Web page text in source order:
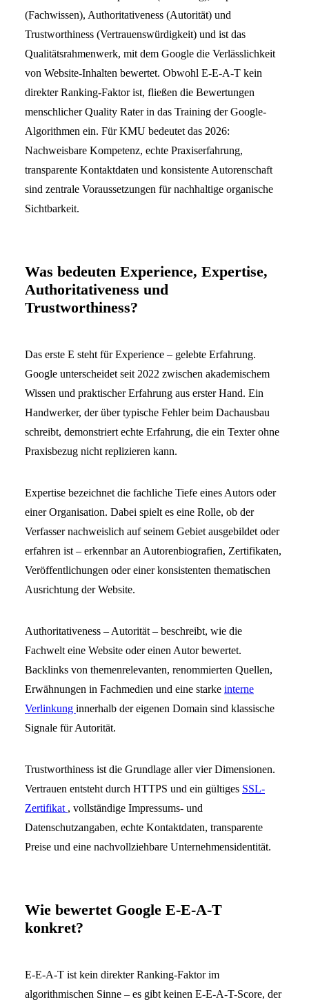
(Fachwissen), Authoritativeness (Autorität) und
Trustworthiness (Vertrauenswürdigkeit) und ist das
Qualitätsrahmenwerk, mit dem Google die Verlässlichkeit
von Website-Inhalten bewertet. Obwohl E-E-A-T kein
direkter Ranking-Faktor ist, fließen die Bewertungen
menschlicher Quality Rater in das Training der Google-
Algorithmen ein. Für KMU bedeutet das 2026:
Nachweisbare Kompetenz, echte Praxiserfahrung,
transparente Kontaktdaten und konsistente Autorenschaft
sind zentrale Voraussetzungen für nachhaltige organische
Sichtbarkeit.
Was bedeuten Experience, Expertise,
Authoritativeness und
Trustworthiness?
Das erste E steht für Experience – gelebte Erfahrung.
Google unterscheidet seit 2022 zwischen akademischem
Wissen und praktischer Erfahrung aus erster Hand. Ein
Handwerker, der über typische Fehler beim Dachausbau
schreibt, demonstriert echte Erfahrung, die ein Texter ohne
Praxisbezug nicht replizieren kann.
Expertise bezeichnet die fachliche Tiefe eines Autors oder
einer Organisation. Dabei spielt es eine Rolle, ob der
Verfasser nachweislich auf seinem Gebiet ausgebildet oder
erfahren ist – erkennbar an Autorenbiografien, Zertifikaten,
Veröffentlichungen oder einer konsistenten thematischen
Ausrichtung der Website.
Authoritativeness – Autorität – beschreibt, wie die
Fachwelt eine Website oder einen Autor bewertet.
Backlinks von themenrelevanten, renommierten Quellen,
Erwähnungen in Fachmedien und eine starke interne
Verlinkung innerhalb der eigenen Domain sind klassische
Signale für Autorität.
Trustworthiness ist die Grundlage aller vier Dimensionen.
Vertrauen entsteht durch HTTPS und ein gültiges SSL-
Zertifikat , vollständige Impressums- und
Datenschutzangaben, echte Kontaktdaten, transparente
Preise und eine nachvollziehbare Unternehmensidentität.
Wie bewertet Google E-E-A-T
konkret?
E-E-A-T ist kein direkter Ranking-Faktor im
algorithmischen Sinne – es gibt keinen E-E-A-T-Score, der